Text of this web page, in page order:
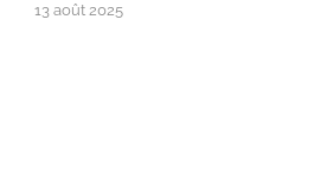
13 août 2025